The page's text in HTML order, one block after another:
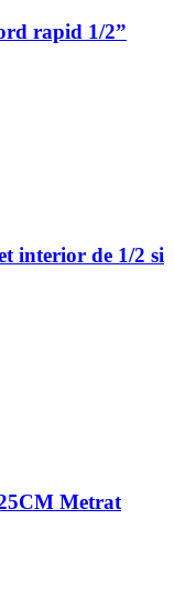
rapid 1/2”
interior de 1/2 si
Metrat